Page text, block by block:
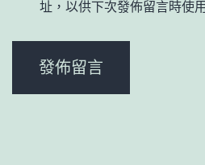
址，以供下次發佈留言時使